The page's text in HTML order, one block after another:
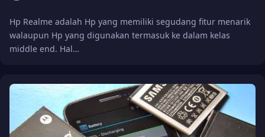
Hp Realme adalah Hp yang memiliki segudang fitur menarik
walaupun Hp yang digunakan termasuk ke dalam kelas
middle end. Hal…